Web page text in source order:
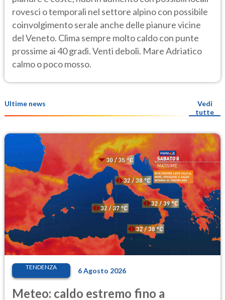
rovesci o temporali nel settore alpino con possibile
coinvolgimento serale anche delle pianure vicine
del Veneto. Clima sempre molto caldo con punte
prossime ai 40 gradi. Venti deboli. Mare Adriatico
calmo o poco mosso.
Ultime news
Vedi
tutte
TENDENZA 6 Agosto 2026
Meteo: caldo estremo fino a